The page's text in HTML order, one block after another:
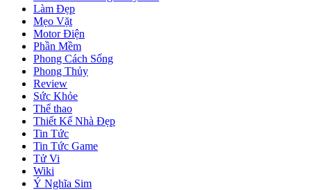
Làm Đẹp
Mẹo Vặt
Motor Điện
Phần Mềm
Phong Cách Sống
Phong Thủy
Review
Sức Khỏe
Thể thao
Thiết Kế Nhà Đẹp
Tin Tức
Tin Tức Game
Tử Vi
Wiki
Ý Nghĩa Sim